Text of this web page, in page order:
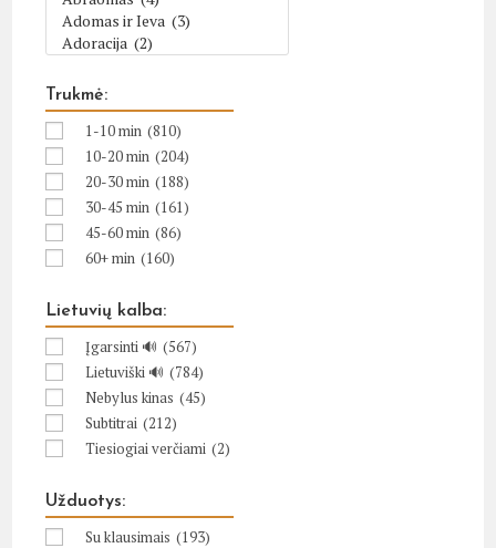
Trukmė:
1-10 min (810)
10-20 min (204)
20-30 min (188)
30-45 min (161)
45-60 min (86)
60+ min (160)
Lietuvių kalba:
Įgarsinti 🔊 (567)
Lietuviški 🔊 (784)
Nebylus kinas (45)
Subtitrai (212)
Tiesiogiai verčiami (2)
Užduotys:
Su klausimais (193)